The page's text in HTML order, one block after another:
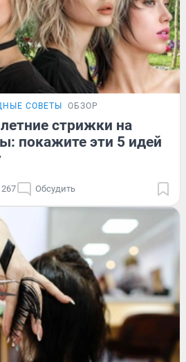
СОВЕТЫ ОБЗОР
стрижки на
покажите эти 5 идей
267 Обсудить